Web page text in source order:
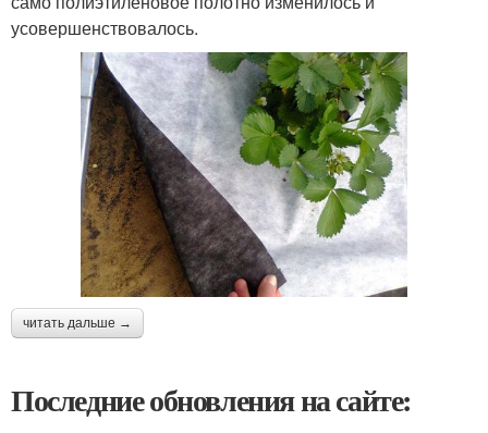
усовершенствовалось.
читать дальше →
Последние обновления на сайте: